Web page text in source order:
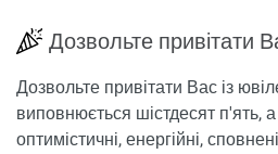
Дозвольте привітати
Дозвольте привітати Вас із
виповнюється шістдесят п'ять,
оптимістичні, енергійні,